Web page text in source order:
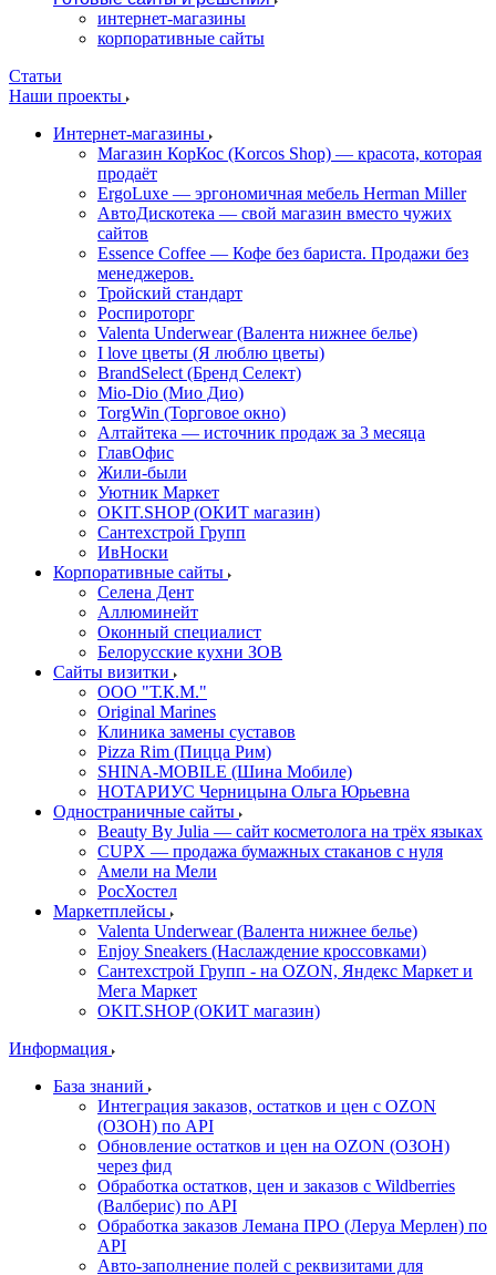
интернет-магазины
корпоративные сайты
Статьи
Наши проекты
Интернет-магазины
Магазин КорКос (Korcos Shop) — красота, которая
продаёт
ErgoLuxe — эргономичная мебель Herman Miller
АвтоДискотека — свой магазин вместо чужих
сайтов
Essence Coffee — Кофе без бариста. Продажи без
менеджеров.
Тройский стандарт
Роспироторг
Valenta Underwear (Валента нижнее белье)
I love цветы (Я люблю цветы)
BrandSelect (Бренд Селект)
Mio-Dio (Мио Дио)
TorgWin (Торговое окно)
Алтайтека — источник продаж за 3 месяца
ГлавОфис
Жили-были
Уютник Маркет
OKIT.SHOP (ОКИТ магазин)
Сантехстрой Групп
ИвНоски
Корпоративные сайты
Селена Дент
Аллюминейт
Оконный специалист
Белорусские кухни ЗОВ
Сайты визитки
ООО "Т.К.М."
Original Marines
Клиника замены суставов
Pizza Rim (Пицца Рим)
SHINA-MOBILE (Шина Мобиле)
НОТАРИУС Черницына Ольга Юрьевна
Одностраничные сайты
Beauty By Julia — сайт косметолога на трёх языках
CUPX — продажа бумажных стаканов с нуля
Амели на Мели
РосХостел
Маркетплейсы
Valenta Underwear (Валента нижнее белье)
Enjoy Sneakers (Наслаждение кроссовками)
Сантехcтрой Групп - на OZON, Яндекс Маркет и
Мега Маркет
OKIT.SHOP (ОКИТ магазин)
Информация
База знаний
Интеграция заказов, остатков и цен с OZON
(ОЗОН) по API
Обновление остатков и цен на OZON (ОЗОН)
через фид
Обработка остатков, цен и заказов с Wildberries
(Валберис) по API
Обработка заказов Лемана ПРО (Леруа Мерлен) по
API
Авто-заполнение полей с реквизитами для